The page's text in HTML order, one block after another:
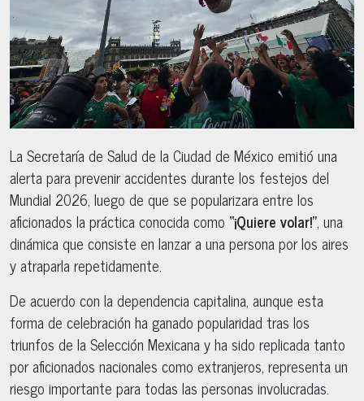
La Secretaría de Salud de la Ciudad de México emitió una
alerta para prevenir accidentes durante los festejos del
Mundial 2026, luego de que se popularizara entre los
aficionados la práctica conocida como “¡Quiere volar!”, una
dinámica que consiste en lanzar a una persona por los aires
y atraparla repetidamente.
De acuerdo con la dependencia capitalina, aunque esta
forma de celebración ha ganado popularidad tras los
triunfos de la Selección Mexicana y ha sido replicada tanto
por aficionados nacionales como extranjeros, representa un
riesgo importante para todas las personas involucradas.